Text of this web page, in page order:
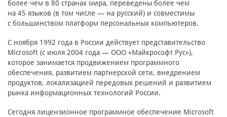
более чем в 80 странах мира, переведены более чем
на 45 языков (в том числе — на русский) и совместимы
с большинством платформ персональных компьютеров.
С ноября 1992 года в России действует представительство
Microsoft (с июля 2004 года — ООО «Майкрософт Рус»),
которое занимается продвижением программного
обеспечения, развитием партнерской сети, внедрением
продуктов, локализацией передовых решений и развитием
рынка информационных технологий России.
Сегодня лицензионное программное обеспечение Microsoft